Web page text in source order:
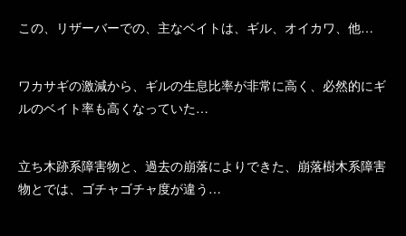
この、リザーバーでの、主なベイトは、ギル、オイカワ、他…
ワカサギの激減から、ギルの生息比率が非常に高く、必然的にギ
ルのベイト率も高くなっていた…
立ち木跡系障害物と、過去の崩落によりできた、崩落樹木系障害
物とでは、ゴチャゴチャ度が違う…